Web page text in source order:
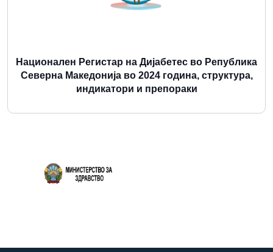
Национален Регистар на Дијабетес во Република
Северна Македонија во 2024 година, структура,
индикатори и препораки